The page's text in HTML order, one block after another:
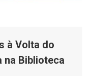
à Volta do
na Biblioteca